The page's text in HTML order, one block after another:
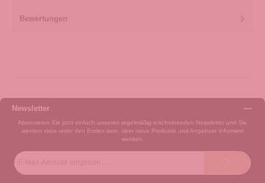
Bewertungen
Newsletter
Abonnieren Sie jetzt einfach unseren regelmäßig erscheinenden Newsletter und Sie
werden stets unter den Ersten sein, über neue Produkte und Angebote informiert
werden.